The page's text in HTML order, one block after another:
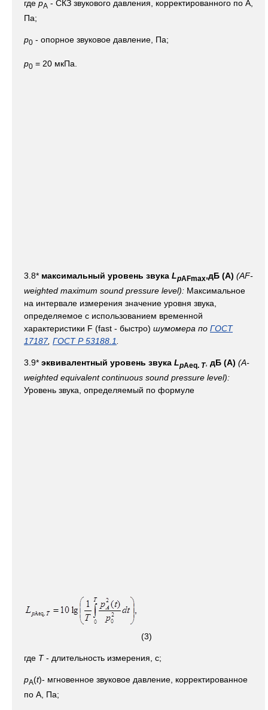
где рА - СКЗ звукового давления, корректированного по А,
Па;
р0 - опорное звуковое давление, Па;
р0 = 20 мкПа.
3.8* максимальный уровень звука LpAFmax,дБ (A) (AF-
weighted maximum sound pressure level): Максимальное
на интервале измерения значение уровня звука,
определяемое с использованием временной
характеристики F (fast - быстро) шумомера по ГОСТ
17187, ГОСТ Р 53188.1.
3.9* эквивалентный уровень звука LpAeq. T, дБ (A) (A-
weighted equivalent continuous sound pressure level):
Уровень звука, определяемый по формуле
(3)
где T- длительность измерения, с;
pA(t)- мгновенное звуковое давление, корректированное
по А, Па;